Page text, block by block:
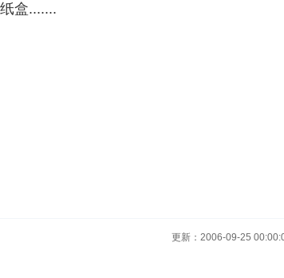
盒.......
更新：2006-09-25